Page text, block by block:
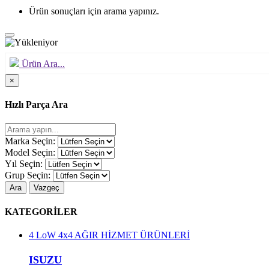
Ürün sonuçları için arama yapınız.
Ürün Ara...
×
Hızlı Parça Ara
Marka Seçin:
Model Seçin:
Yıl Seçin:
Grup Seçin:
Ara Vazgeç
KATEGORİLER
4 LoW 4x4 AĞIR HİZMET ÜRÜNLERİ
ISUZU